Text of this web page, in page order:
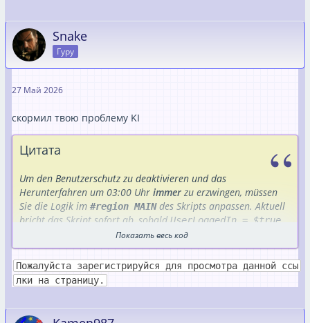
Snake
Гуру
27 Май 2026
скормил твою проблему KI
Цитата
Um den Benutzerschutz zu deaktivieren und das
Herunterfahren um 03:00 Uhr immer zu erzwingen, müssen
Sie die Logik im #region MAINdes Skripts anpassen. Aktuell
bricht das Skript sofort ab, sobald UserLoggedIn = $true
Schritt-für-Schritt-Anleitung
Öffnen Sie die DateiZDV_Shutdown.ps1in einem
Texteditor (z. B. Notepad oder PowerShell ISE) als
Показать весь код
Пожалуйста зарегистрируйся для просмотра данной ссы
лки на страницу.